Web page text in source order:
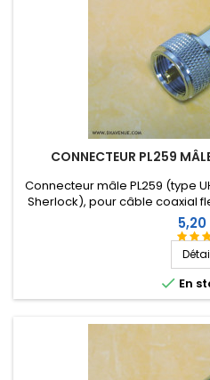
CONNECTEUR PL259
Connecteur mâle PL259 (type
Sherlock), pour câble coaxial
isolation
Prix
 En